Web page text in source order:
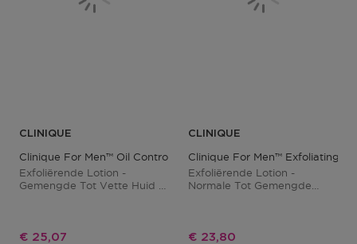
CLINIQUE
Clinique For Men™ Oil Control Exfoliating Tonic
Exfoliërende Lotion -
Gemengde Tot Vette Huid -
Kortingsprijs
€ 25,07
CLINIQUE
Clinique For Men™ Exfoliating
Exfoliërende Lotion -
Normale Tot Gemengde
Kortingsprijs
€ 23,80